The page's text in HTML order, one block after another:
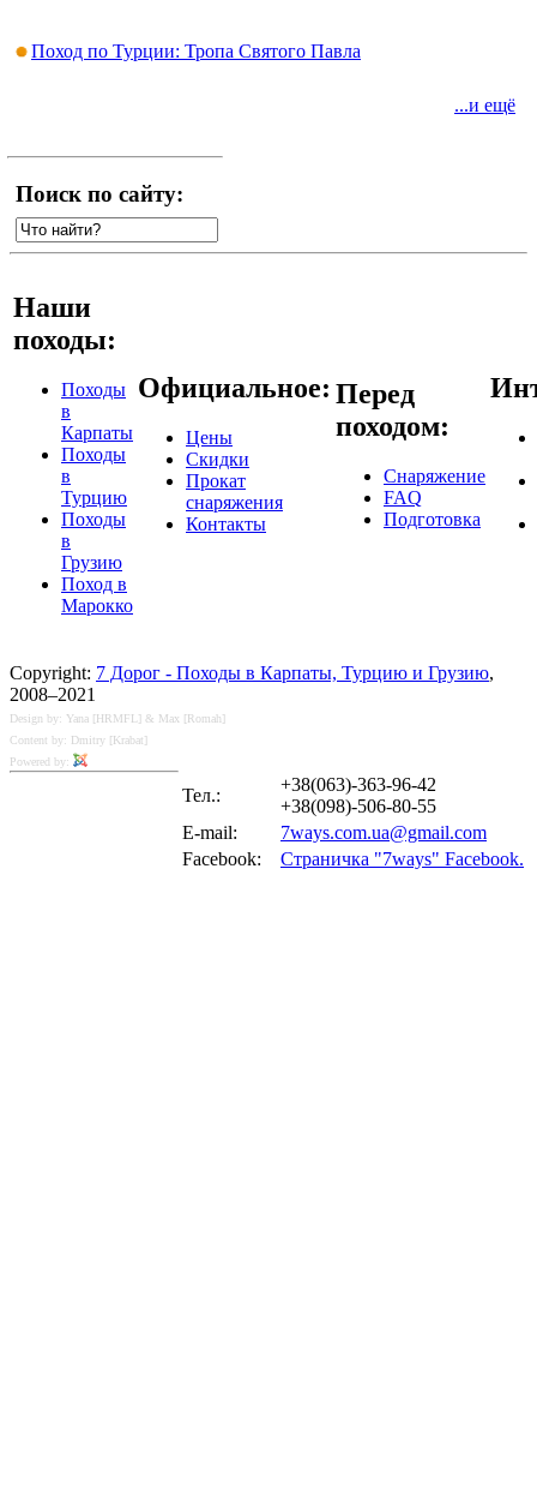
Поход по Турции: Тропа Святого Павла
...и ещё
Поиск по сайту:
Наши
походы:
Походы
в
Карпаты
Походы
в
Турцию
Походы
в
Грузию
Поход в
Марокко
Официальное:
Цены
Скидки
Прокат
снаряжения
Контакты
Перед
походом:
Снаряжение
FAQ
Подготовка
Copyright: 7 Дорог - Походы в Карпаты, Турцию и Грузию,
2008–2021
Design by: Yana [HRMFL] & Max [Romah]
Content by: Dmitry [Krabat]
Powered by:
Тел.:
+38(063)-363-96-42
+38(098)-506-80-55
E-mail:
7ways.com.ua@gmail.com
Facebook:
Страничка "7ways" Facebook.